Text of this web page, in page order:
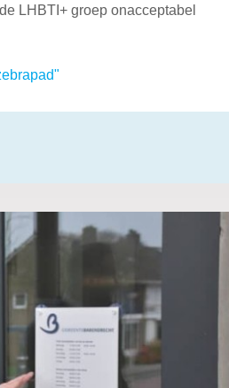
LHBTI+ groep onacceptabel